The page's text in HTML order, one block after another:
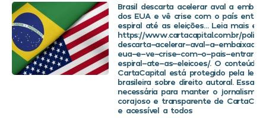
Brasil descarta acelerar aval a
dos EUA e vê crise com o país
espiral até as eleições… Leia mais em
https://www.cartacapital.com.br/
descarta-acelerar-aval-a-
eua-e-ve-crise-com-o-pais-entrar-
espiral-ate-as-eleicoes/. O conteúdo
CartaCapital está protegido pela
brasileira sobre direito autoral. Essa
necessária para manter o jornalismo
corajoso e transparente de
e acessível a todos